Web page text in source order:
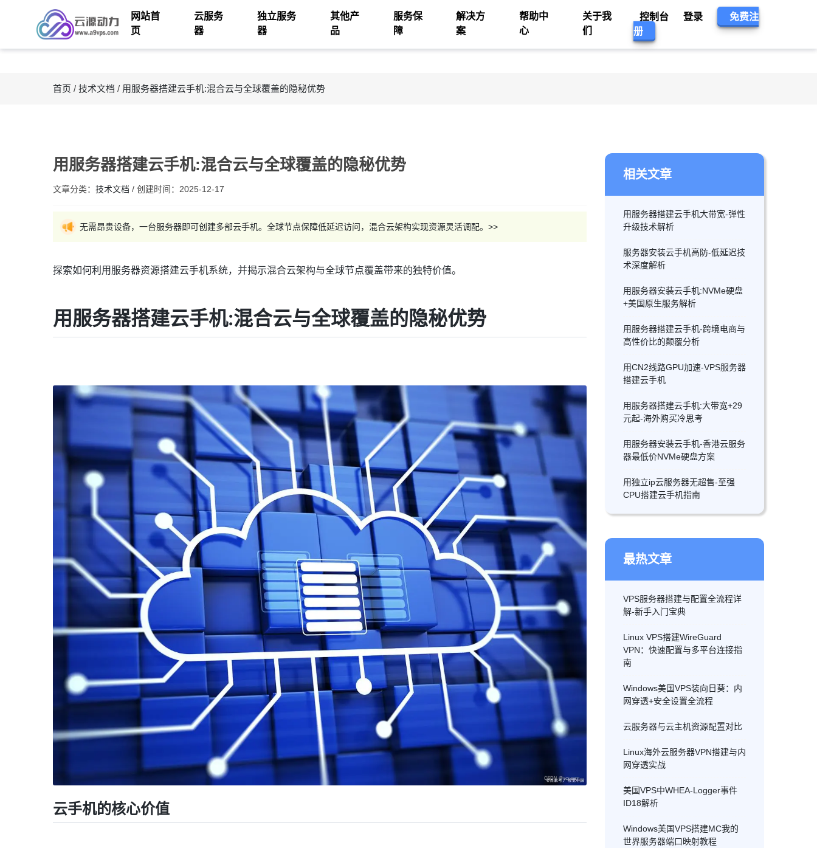
网站首
页
云服务
器
独立服务
器
其他产
品
服务保
障
解决方
案
帮助中
心
关于我
们
控制台 登录
免费注
册
首页 / 技术文档 / 用服务器搭建云手机:混合云与全球覆盖的隐秘优势
用服务器搭建云手机:混合云与全球覆盖的隐秘优势
文章分类： 技术文档 / 创建时间： 2025-12-17
无需昂贵设备，一台服务器即可创建多部云手机。全球节点保障低延迟访问，混合云架构实现资源灵活调配。>>
探索如何利用服务器资源搭建云手机系统，并揭示混合云架构与全球节点覆盖带来的独特价值。
用服务器搭建云手机:混合云与全球覆盖的隐秘优势
云手机的核心价值
相关文章
用服务器搭建云手机大带宽-弹性
升级技术解析
服务器安装云手机高防-低延迟技
术深度解析
用服务器安装云手机:NVMe硬盘
+美国原生服务解析
用服务器搭建云手机-跨境电商与
高性价比的颠覆分析
用CN2线路GPU加速-VPS服务器
搭建云手机
用服务器搭建云手机:大带宽+29
元起-海外购买冷思考
用服务器安装云手机-香港云服务
器最低价NVMe硬盘方案
用独立ip云服务器无超售-至强
CPU搭建云手机指南
最热文章
VPS服务器搭建与配置全流程详
解-新手入门宝典
Linux VPS搭建WireGuard
VPN：快速配置与多平台连接指
南
Windows美国VPS装向日葵：内
网穿透+安全设置全流程
云服务器与云主机资源配置对比
Linux海外云服务器VPN搭建与内
网穿透实战
美国VPS中WHEA-Logger事件
ID18解析
Windows美国VPS搭建MC我的
世界服务器端口映射教程